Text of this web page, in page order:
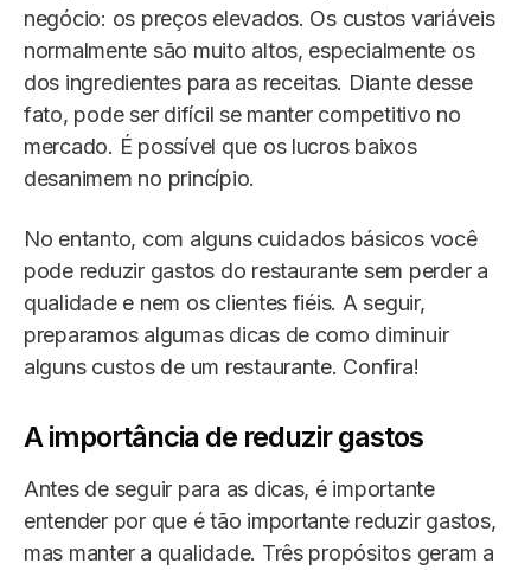
negócio: os preços elevados. Os custos variáveis
normalmente são muito altos, especialmente os
dos ingredientes para as receitas. Diante desse
fato, pode ser difícil se manter competitivo no
mercado. É possível que os lucros baixos
desanimem no princípio.
No entanto, com alguns cuidados básicos você
pode reduzir gastos do restaurante sem perder a
qualidade e nem os clientes fiéis. A seguir,
preparamos algumas dicas de como diminuir
alguns custos de um restaurante. Confira!
A importância de reduzir gastos
Antes de seguir para as dicas, é importante
entender por que é tão importante reduzir gastos,
mas manter a qualidade. Três propósitos geram a